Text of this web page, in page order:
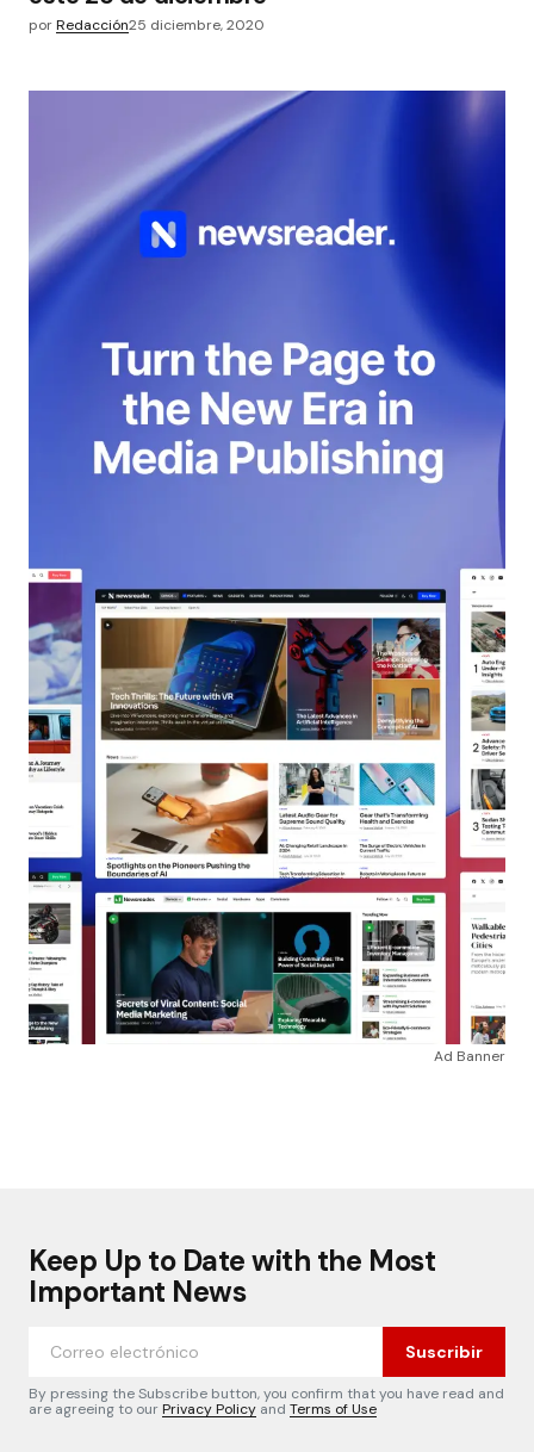
porRedacción25 diciembre, 2020
Ad Banner
Keep Up to Date with the Most
Important News
Suscribir
By pressing the Subscribe button, you confirm that you have read and
are agreeing to ourPrivacy Policy and Terms of Use